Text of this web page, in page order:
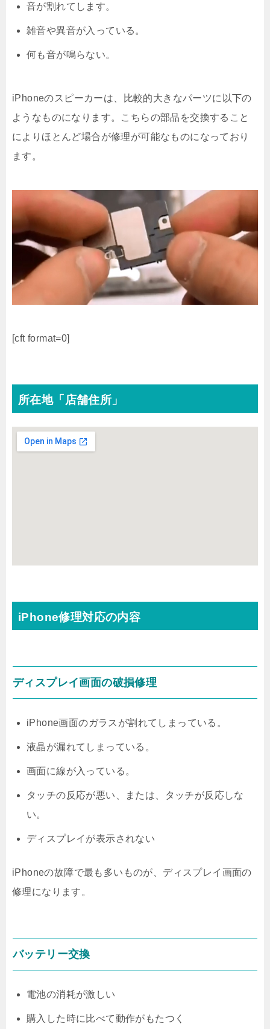
音が割れてします。
雑音や異音が入っている。
何も音が鳴らない。
iPhoneのスピーカーは、比較的大きなパーツに以下の
ようなものになります。こちらの部品を交換すること
によりほとんど場合が修理が可能なものになっており
ます。
[cft format=0]
所在地「店舗住所」
iPhone修理対応の内容
ディスプレイ画面の破損修理
iPhone画面のガラスが割れてしまっている。
液晶が漏れてしまっている。
画面に線が入っている。
タッチの反応が悪い、または、タッチが反応しな
い。
ディスプレイが表示されない
iPhoneの故障で最も多いものが、ディスプレイ画面の
修理になります。
バッテリー交換
電池の消耗が激しい
購入した時に比べて動作がもたつく